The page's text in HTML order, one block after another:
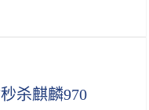
杀麒麟970